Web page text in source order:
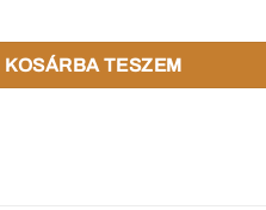
KOSÁRBA TESZEM